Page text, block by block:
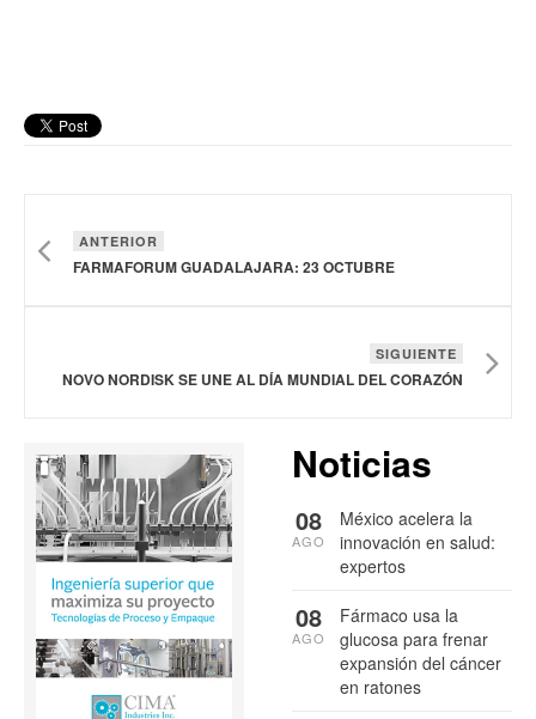
ANTERIOR
FARMAFORUM GUADALAJARA: 23 OCTUBRE
SIGUIENTE
NOVO NORDISK SE UNE AL DÍA MUNDIAL DEL CORAZÓN
Noticias
México acelera la
innovación en salud:
expertos
08
AGO
Fármaco usa la
glucosa para frenar
expansión del cáncer
en ratones
08
AGO